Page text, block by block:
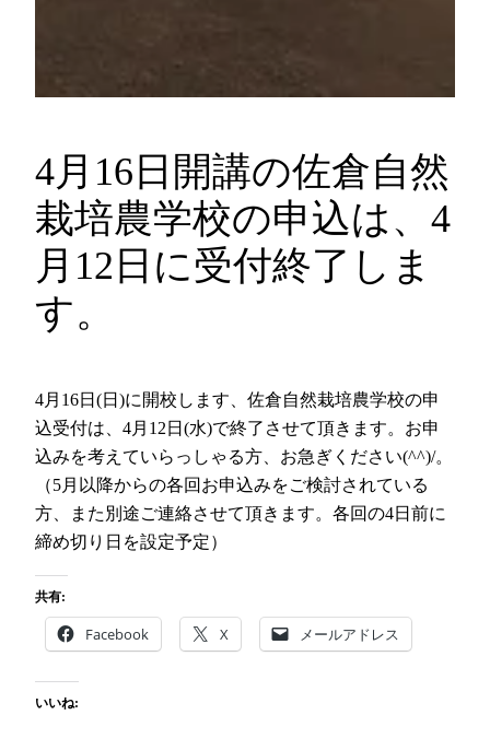
4月16日開講の佐倉自然
栽培農学校の申込は、4
月12日に受付終了しま
す。
4月16日(日)に開校します、佐倉自然栽培農学校の申
込受付は、4月12日(水)で終了させて頂きます。お申
込みを考えていらっしゃる方、お急ぎください(^^)/。
（5月以降からの各回お申込みをご検討されている
方、また別途ご連絡させて頂きます。各回の4日前に
締め切り日を設定予定）
共有:
Facebook X メールアドレス
いいね: